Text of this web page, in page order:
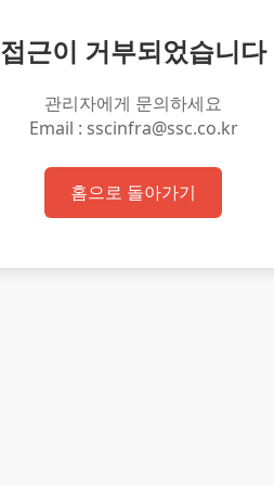
접근이 거부되었습니다
관리자에게 문의하세요
Email : sscinfra@ssc.co.kr
홈으로 돌아가기